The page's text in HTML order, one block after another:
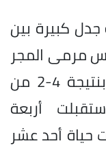
كبيرة بين
مرمى المجر
أنتال سابو بعد خسارة فريقه بنتيجة 4-2 من
أربعة
حياة أحد عشر